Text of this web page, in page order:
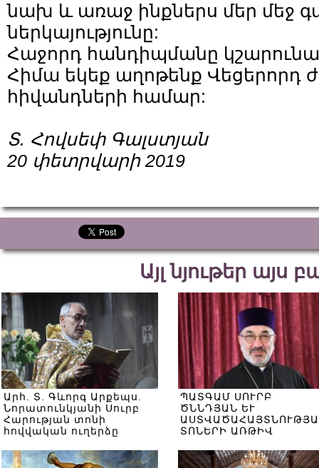
նախ և առաջ ինքներս մեր մեջ
ներկայությունը:
Հաջորդ հանդիպմանը
Հիմա եկեք աղոթենք Վեցերորդ
հիվանդների համար:
Տ. Հովսեփ Գալստյան
20 փետրվարի 2019
Այլ նյութեր այս
Արհ. Տ. Գևորգ Արքեպս.
Նորատունկյանի Սուրբ
Հարության տոնի
հովվական ուղերձը
ՊԱՏԳԱՄ ՍՈՒՐԲ
ԾՆՆԴՅԱՆ ԵՒ
ՏՈՆԵՐԻ ԱՌԹԻՎ